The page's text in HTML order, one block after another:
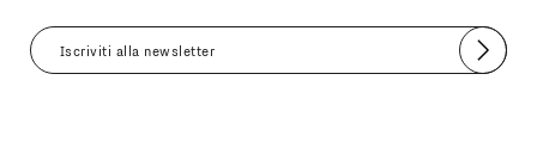
Invia